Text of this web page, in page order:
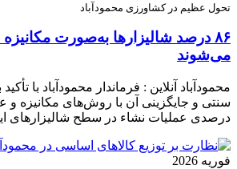
تحول عظیم در کشاورزی محمودآباد
۸۶ درصد شالیزارها به‌صورت
می‌شوند
محمودآباد آنلاین : فرماندار محمودآباد با
درصدی عملیات نشاء در سطح شالیزارهای
فوریه 2026